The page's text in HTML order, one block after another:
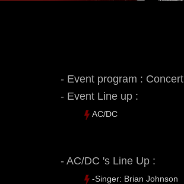
- Event program : Concert
- Event Line up :
AC/DC
- AC/DC 's Line Up :
-Singer: Brian Johnson